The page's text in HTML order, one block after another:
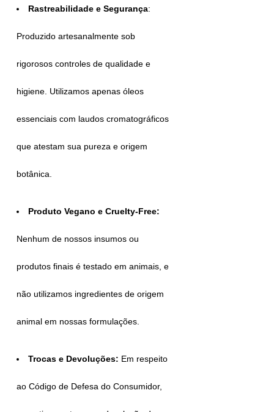
Rastreabilidade e Segurança:
Produzido artesanalmente sob
rigorosos controles de qualidade e
higiene. Utilizamos apenas óleos
essenciais com laudos cromatográficos
que atestam sua pureza e origem
botânica.
Produto Vegano e Cruelty-Free:
Nenhum de nossos insumos ou
produtos finais é testado em animais, e
não utilizamos ingredientes de origem
animal em nossas formulações.
Trocas e Devoluções: Em respeito
ao Código de Defesa do Consumidor,